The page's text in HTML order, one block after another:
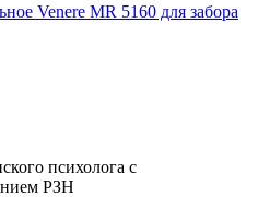
Venere MR 5160 для забора
психолога с
РЗН